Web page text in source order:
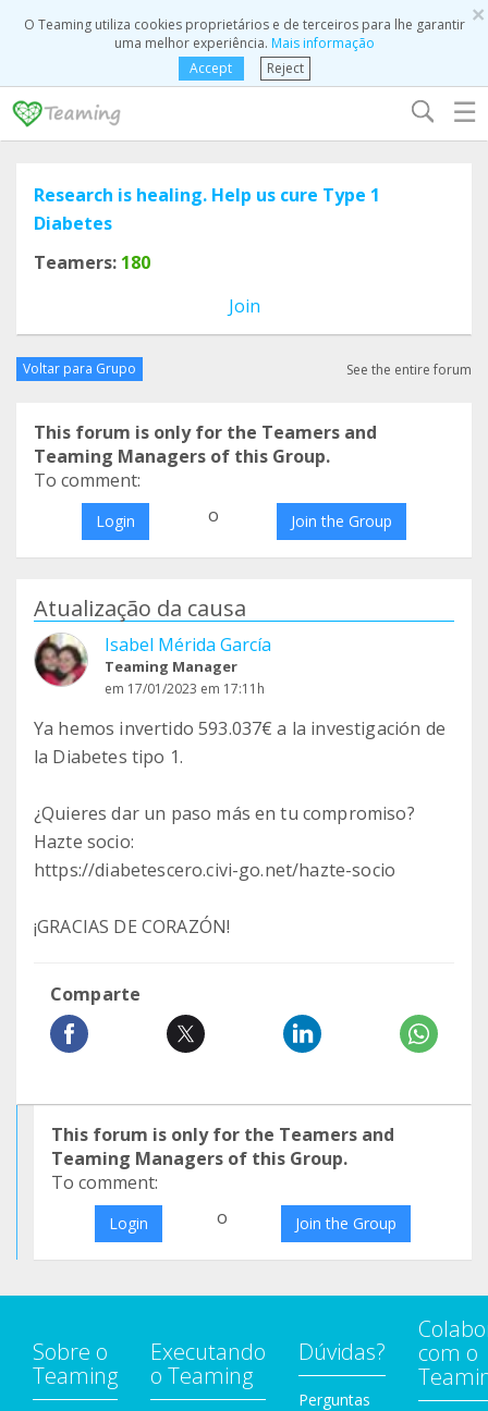
×
O Teaming utiliza cookies proprietários e de terceiros para lhe garantir
uma melhor experiência. Mais informação
Accept
Reject
☰
Research is healing. Help us cure Type 1
Diabetes
Teamers: 180
Join
Voltar para Grupo See the entire forum
This forum is only for the Teamers and
Teaming Managers of this Group.
To comment:
Login o Join the Group
Atualização da causa
Isabel Mérida García
Teaming Manager
em 17/01/2023 em 17:11h
Ya hemos invertido 593.037€ a la investigación de
la Diabetes tipo 1.
¿Quieres dar un paso más en tu compromiso?
Hazte socio:
https://diabetescero.civi-go.net/hazte-socio
¡GRACIAS DE CORAZÓN!
Comparte
This forum is only for the Teamers and
Teaming Managers of this Group.
To comment:
Login o Join the Group
Sobre o
Teaming
Executando
o Teaming
Dúvidas?
Perguntas
com o